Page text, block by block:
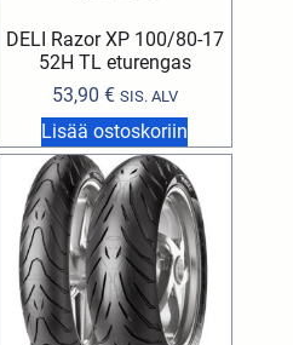
DELI Razor XP 100/80-17
52H TL eturengas
53,90 € SIS. ALV
Lisää ostoskoriin